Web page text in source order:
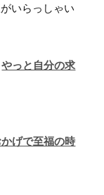
いらっしゃい
やっと自分の求
げで至福の時